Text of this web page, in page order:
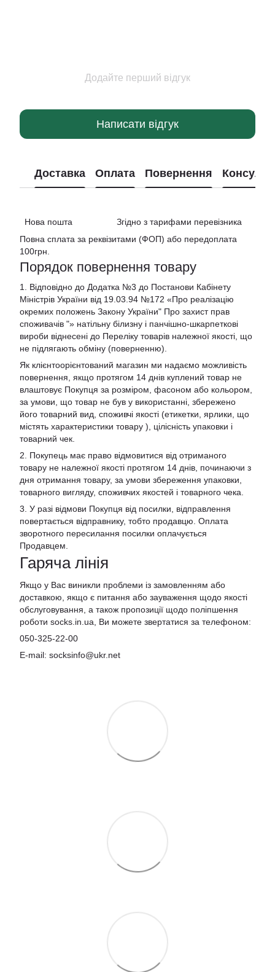
Додайте перший відгук
Написати відгук
Доставка Оплата Повернення
Нова пошта Згідно з тарифами перевізника
Повна сплата за реквізитами (ФОП) або передоплата
100грн.
Порядок повернення товару
1. Відповідно до Додатка №3 до Постанови Кабінету
Міністрів України від 19.03.94 №172 «Про реалізацію
окремих положень Закону України" Про захист прав
споживачів "» натільну білизну і панчішно-шкарпеткові
вироби віднесені до Переліку товарів належної якості, що
не підлягають обміну (поверненню).
Як клієнтоорієнтований магазин ми надаємо можливість
повернення, якщо протягом 14 днів куплений товар не
влаштовує Покупця за розміром, фасоном або кольором,
за умови, що товар не був у використанні, збережено
його товарний вид, споживчі якості (етикетки, ярлики, що
містять характеристики товару ), цілісність упаковки і
товарний чек.
2. Покупець має право відмовитися від отриманого
товару не належної якості протягом 14 днів, починаючи з
дня отримання товару, за умови збереження упаковки,
товарного вигляду, споживчих якостей і товарного чека.
3. У разі відмови Покупця від посилки, відправлення
повертається відправнику, тобто продавцю. Оплата
зворотного пересилання посилки оплачується
Продавцем.
Гаряча лінія
Якщо у Вас виникли проблеми із замовленням або
доставкою, якщо є питання або зауваження щодо якості
обслуговування, а також пропозиції щодо поліпшення
роботи socks.in.ua, Ви можете звертатися за телефоном:
050-325-22-00
E-mail: socksinfo@ukr.net